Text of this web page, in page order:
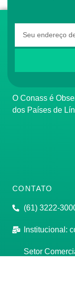
O Conass é Observador Consultivo da Comunidade
dos Países de
CONTATO
(61) 3222-
Institucional:
Setor